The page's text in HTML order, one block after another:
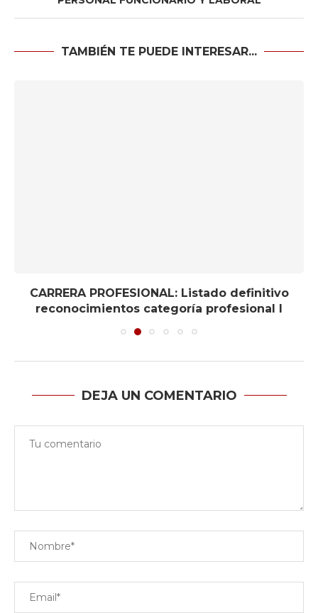
TAMBIÉN TE PUEDE INTERESAR...
CARRERA PROFESIONAL: Listado definitivo
reconocimientos categoría profesional I
DEJA UN COMENTARIO